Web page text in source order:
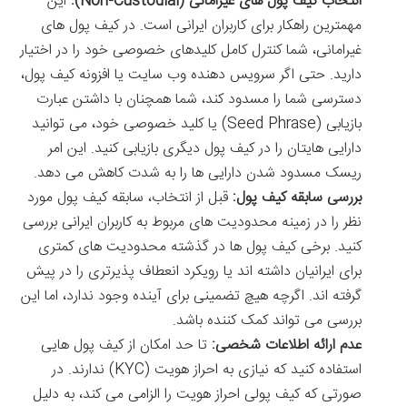
مهمترین راهکار برای کاربران ایرانی است. در کیف پول های
غیرامانی، شما کنترل کامل کلیدهای خصوصی خود را در اختیار
دارید. حتی اگر سرویس دهنده وب سایت یا افزونه کیف پول،
دسترسی شما را مسدود کند، شما همچنان با داشتن عبارت
بازیابی (Seed Phrase) یا کلید خصوصی خود، می توانید
دارایی هایتان را در کیف پول دیگری بازیابی کنید. این امر
ریسک مسدود شدن دارایی ها را به شدت کاهش می دهد.
بررسی سابقه کیف پول: قبل از انتخاب، سابقه کیف پول مورد
نظر را در زمینه محدودیت های مربوط به کاربران ایرانی بررسی
کنید. برخی کیف پول ها در گذشته محدودیت های کمتری
برای ایرانیان داشته اند یا رویکرد انعطاف پذیرتری را در پیش
گرفته اند. اگرچه هیچ تضمینی برای آینده وجود ندارد، اما این
بررسی می تواند کمک کننده باشد.
عدم ارائه اطلاعات شخصی: تا حد امکان از کیف پول هایی
استفاده کنید که نیازی به احراز هویت (KYC) ندارند. در
صورتی که کیف پولی احراز هویت را الزامی می کند، به دلیل